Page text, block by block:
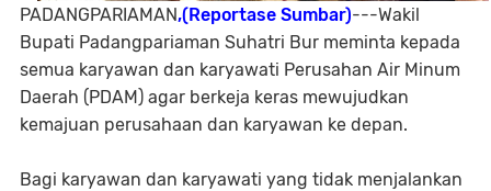
PADANGPARIAMAN,(Reportase Sumbar)---Wakil
Bupati Padangpariaman Suhatri Bur meminta kepada
semua karyawan dan karyawati Perusahan Air Minum
Daerah (PDAM) agar berkeja keras mewujudkan
kemajuan perusahaan dan karyawan ke depan.
Bagi karyawan dan karyawati yang tidak menjalankan